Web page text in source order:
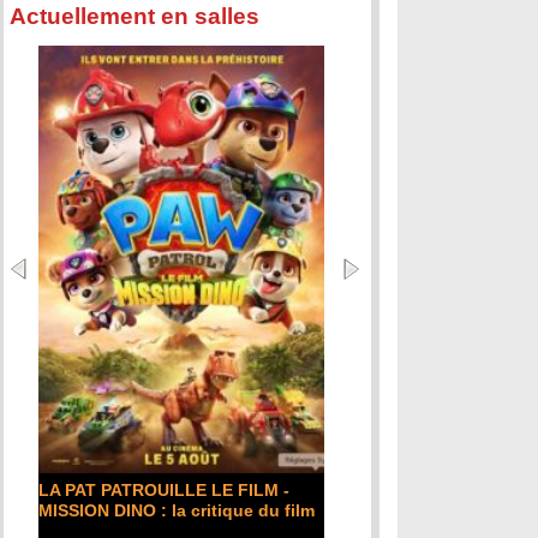
Actuellement en salles
DE LA COMÉDIE-FRANÇAISE : la
critique du film
Lire la suite...